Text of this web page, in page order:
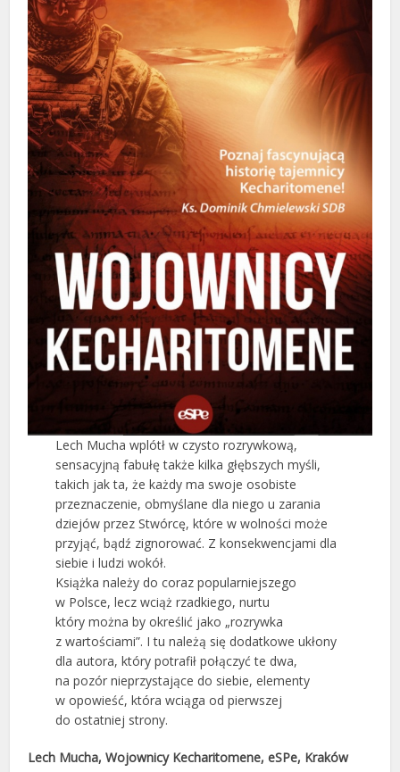
Lech Mucha wplótł w czysto rozrywkową,
sensacyjną fabułę także kilka głębszych myśli,
takich jak ta, że każdy ma swoje osobiste
przeznaczenie, obmyślane dla niego u zarania
dziejów przez Stwórcę, które w wolności może
przyjąć, bądź zignorować. Z konsekwencjami dla
siebie i ludzi wokół.
Książka należy do coraz popularniejszego
w Polsce, lecz wciąż rzadkiego, nurtu
który można by określić jako „rozrywka
z wartościami”. I tu należą się dodatkowe ukłony
dla autora, który potrafił połączyć te dwa,
na pozór nieprzystające do siebie, elementy
w opowieść, która wciąga od pierwszej
do ostatniej strony.
Lech Mucha, Wojownicy Kecharitomene, eSPe, Kraków